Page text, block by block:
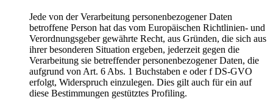
Jede von der Verarbeitung personenbezogener Daten
betroffene Person hat das vom Europäischen Richtlinien- und
Verordnungsgeber gewährte Recht, aus Gründen, die sich aus
ihrer besonderen Situation ergeben, jederzeit gegen die
Verarbeitung sie betreffender personenbezogener Daten, die
aufgrund von Art. 6 Abs. 1 Buchstaben e oder f DS-GVO
erfolgt, Widerspruch einzulegen. Dies gilt auch für ein auf
diese Bestimmungen gestütztes Profiling.